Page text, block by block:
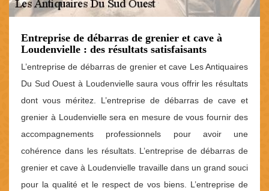
Entreprise de débarras de grenier et cave à
Loudenvielle : des résultats satisfaisants
L’entreprise de débarras de grenier et cave Les Antiquaires
Du Sud Ouest à Loudenvielle saura vous offrir les résultats
dont vous méritez. L’entreprise de débarras de cave et
grenier à Loudenvielle sera en mesure de vous fournir des
accompagnements professionnels pour avoir une
cohérence dans les résultats. L’entreprise de débarras de
grenier et cave à Loudenvielle travaille dans un grand souci
pour la qualité et le respect de vos biens. L’entreprise de